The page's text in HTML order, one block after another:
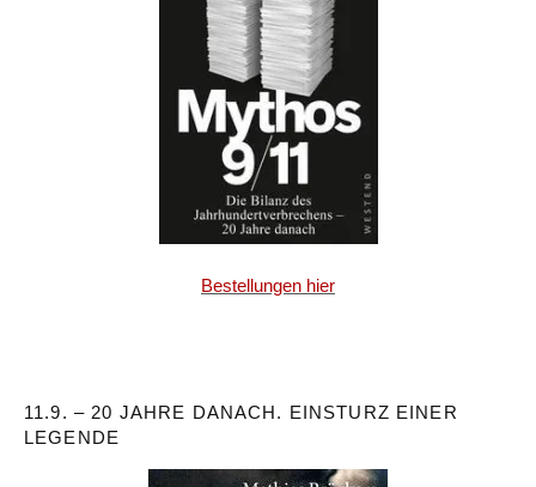
Bestellungen hier
11.9. – 20 JAHRE DANACH. EINSTURZ EINER
LEGENDE